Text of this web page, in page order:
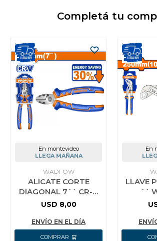
Completá tu
En montevideo
LLEGA MAÑANA
WADFOW
ALICATE CORTE
DIAGONAL 7´´ CR-V
AHORRO ENERGIA
WPL3717
USD 8,00
ENVÍO EN EL DÍA
En
LLAVE
´´